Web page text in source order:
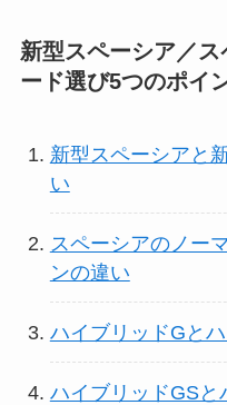
新型スペーシア／
ード選び5つのポイ
新型スペーシアと
い
スペーシアのノー
ンの違い
ハイブリッドGと
ハイブリッドGSと